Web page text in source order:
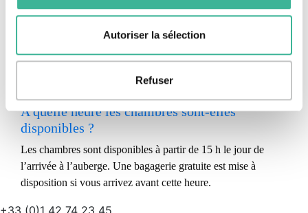
Autoriser la sélection
Refuser
Accueil
A quelle heure les chambres sont-elles
disponibles ?
Les chambres sont disponibles à partir de 15 h le jour de
l’arrivée à l’auberge. Une bagagerie gratuite est mise à
disposition si vous arrivez avant cette heure.